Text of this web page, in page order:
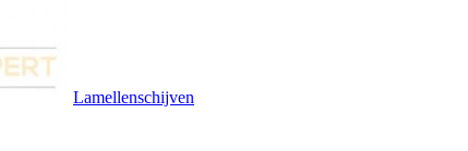
Lamellenschijven